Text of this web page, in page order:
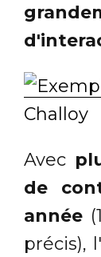
Avec
de
année
précis),